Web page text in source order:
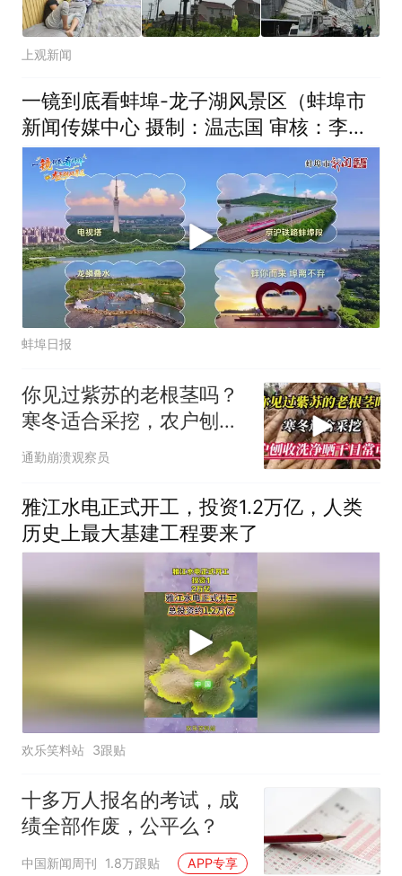
上观新闻
一镜到底看蚌埠-龙子湖风景区（蚌埠市
新闻传媒中心 摄制：温志国 审核：李
博）
蚌埠日报
你见过紫苏的老根茎吗？
寒冬适合采挖，农户刨收
洗净晒干日常可用
通勤崩溃观察员
雅江水电正式开工，投资1.2万亿，人类
历史上最大基建工程要来了
欢乐笑料站 3跟贴
十多万人报名的考试，成
绩全部作废，公平么？
中国新闻周刊 1.8万跟贴 APP专享